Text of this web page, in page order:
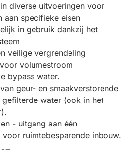
diverse uitvoeringen voor
aan specifieke eisen
in gebruik dankzij het
veilige vergrendeling
volumestroom
bypass water.
geur- en smaakverstorende
gefilterde water (ook in het
- uitgang aan één
ruimtebesparende inbouw.